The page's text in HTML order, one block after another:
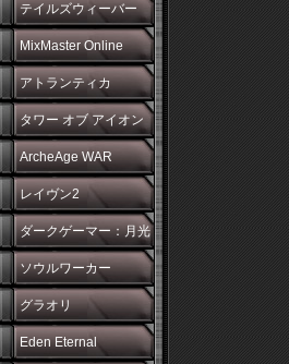
テイルズウィーバー
MixMaster Online
アトランティカ
タワー オブ アイオン
ArcheAge WAR
レイヴン2
ダークゲーマー：月光
彫刻師
ソウルワーカー
グラオリ
Eden Eternal